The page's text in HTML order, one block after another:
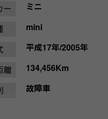
ー
ミニ
mini
平成17年/2005年
離
134,456Km
故障車